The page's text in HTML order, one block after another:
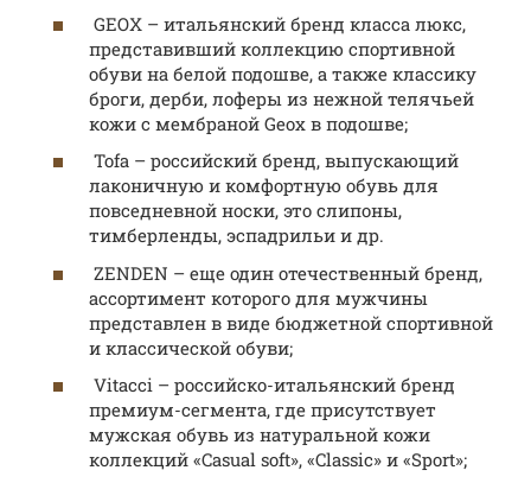
GEOX – итальянский бренд класса люкс,
представивший коллекцию спортивной
обуви на белой подошве, а также классику
броги, дерби, лоферы из нежной телячьей
кожи с мембраной Geox в подошве;
Tofa – российский бренд, выпускающий
лаконичную и комфортную обувь для
повседневной носки, это слипоны,
тимберленды, эспадрильи и др.
ZENDEN – еще один отечественный бренд,
ассортимент которого для мужчины
представлен в виде бюджетной спортивной
и классической обуви;
Vitacci – российско-итальянский бренд
премиум-сегмента, где присутствует
мужская обувь из натуральной кожи
коллекций «Casual soft», «Classic» и «Sport»;